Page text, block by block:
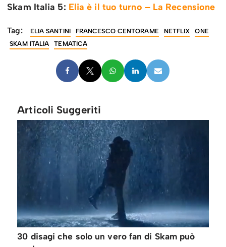
Skam Italia 5: Elia è il tuo turno – La Recensione
Tag: ELIA SANTINI FRANCESCO CENTORAME NETFLIX
ONE
SKAM ITALIA
TEMATICA
Articoli Suggeriti
30 disagi che solo un vero fan di Skam può